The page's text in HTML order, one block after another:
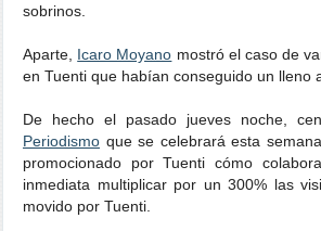
sobrinos.
Aparte, Icaro Moyano mostró el caso de
en Tuenti que habían conseguido un lleno
De hecho el pasado jueves noche,
Periodismo que se celebrará esta
promocionado por Tuenti cómo
inmediata multiplicar por un 300% las
movido por Tuenti.